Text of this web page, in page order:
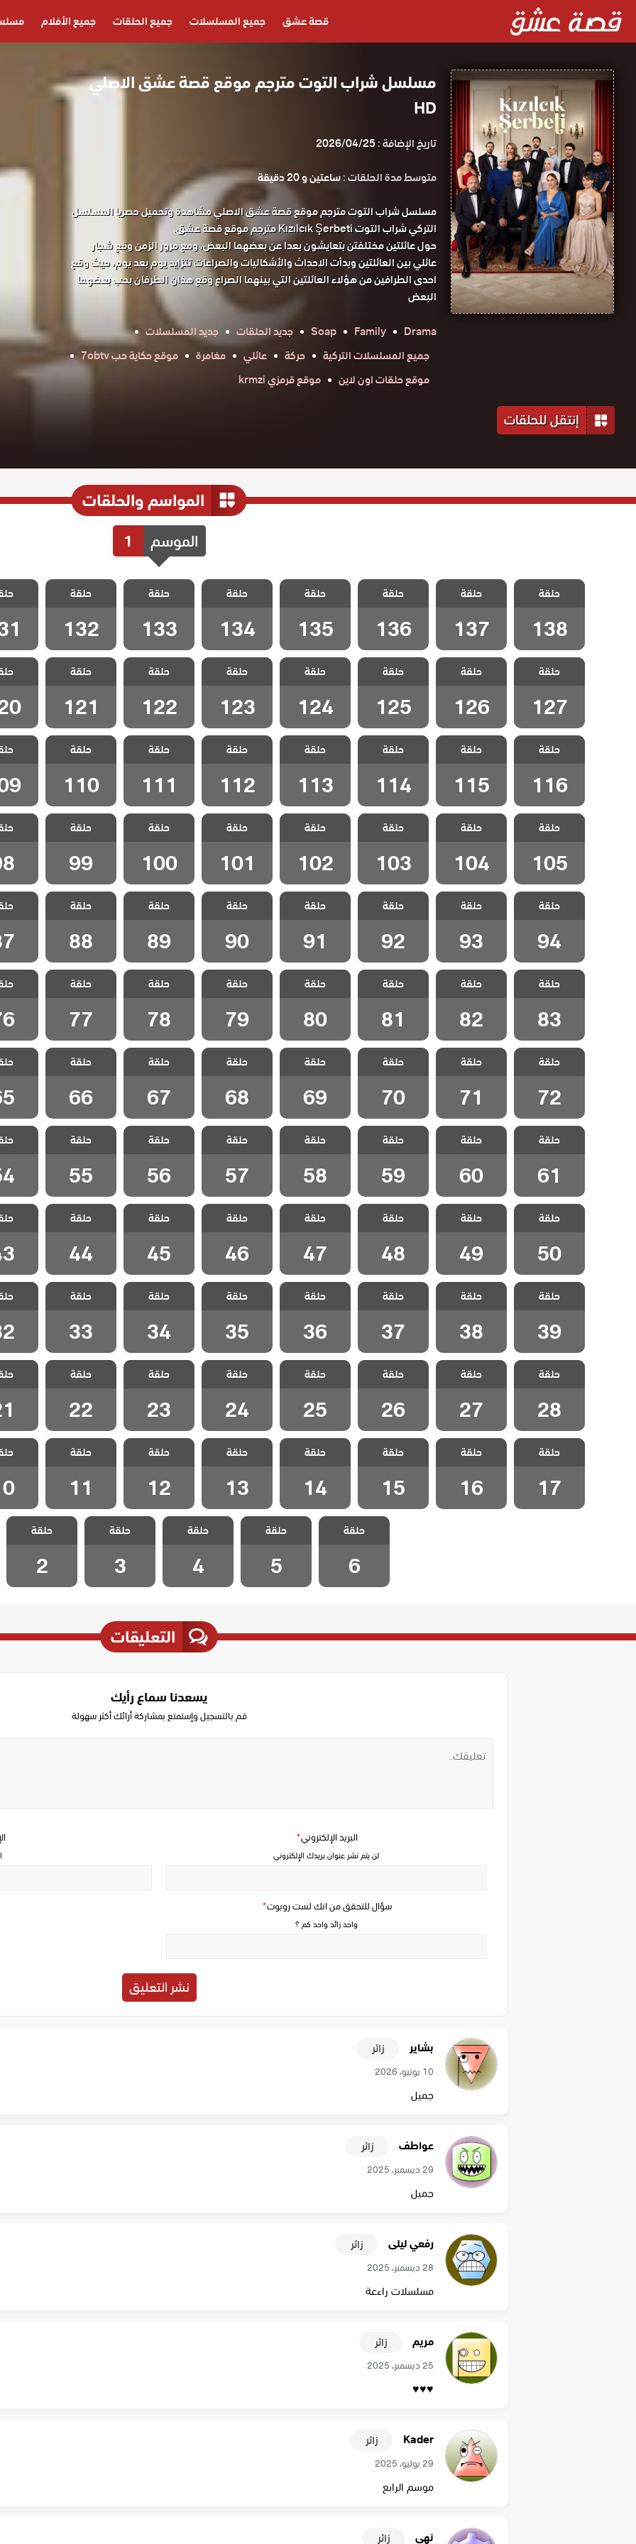
قصة عشق جميع المسلسلات جميع الحلقات جميع الأفلام
مسلسل شراب التوت مترجم موقع قصة عشق الاصلي
HD
تاريخ الإضافة :2026/04/25
متوسط مدة الحلقات :ساعتين و 20 دقيقة
مسلسل شراب التوت مترجم موقع قصة عشق الاصلي مشاهدة وتحميل حصريا المسلسل
التركي شراب التوت Kızılcık Şerbeti مترجم موقع قصة عشق.
حول عائلتين مختلفتن بتعايشون بعدا عن بعضهما البعض، ومع مرور الزمن وقع شجار
عائلي بين العائلتين وبدأت الاحداث والأشكاليات والصراعات تتزايد يوم بعد يوم، حيث وقع
احدى الطرافين من هؤلاء العائلتين التي بينهما الصراع وقع هذان الطرفان بحب بعضهما
البعض
Drama
Family
Soap جديد الحلقات
جديد المسلسلات
جميع المسلسلات التركية
حركة عائلي مغامرة
موقع حكاية حب 7obtv
موقع حلقات اون لاين
موقع قرمزي krmzi
إنتقل للحلقات
المواسم والحلقات
الموسم 1
مسلسل شراب
التوت الحلقة
138
حلقة
138
مسلسل شراب
التوت الحلقة
137
حلقة
137
مسلسل شراب
التوت الحلقة
136
حلقة
136
مسلسل شراب
التوت الحلقة
135
حلقة
135
مسلسل شراب
التوت الحلقة
134
حلقة
134
مسلسل شراب
التوت الحلقة
133
حلقة
133
مسلسل شراب
التوت الحلقة
132
حلقة
132
التوت
مسلسل شراب
التوت الحلقة
127
حلقة
127
مسلسل شراب
التوت الحلقة
126
حلقة
126
مسلسل شراب
التوت الحلقة
125
حلقة
125
مسلسل شراب
التوت الحلقة
124
حلقة
124
مسلسل شراب
التوت الحلقة
123
حلقة
123
مسلسل شراب
التوت الحلقة
122
حلقة
122
مسلسل شراب
التوت الحلقة
121
حلقة
121
التوت
مسلسل شراب
التوت الحلقة
116
حلقة
116
مسلسل شراب
التوت الحلقة
115
حلقة
115
مسلسل شراب
التوت الحلقة
114
حلقة
114
مسلسل شراب
التوت الحلقة
113
حلقة
113
مسلسل شراب
التوت الحلقة
112
حلقة
112
مسلسل شراب
التوت الحلقة
111
حلقة
111
مسلسل شراب
التوت الحلقة
110
حلقة
110
التوت
مسلسل شراب
التوت الحلقة
105
حلقة
105
مسلسل شراب
التوت الحلقة
104
حلقة
104
مسلسل شراب
التوت الحلقة
103
حلقة
103
مسلسل شراب
التوت الحلقة
102
حلقة
102
مسلسل شراب
التوت الحلقة
101
حلقة
101
مسلسل شراب
التوت الحلقة
100
حلقة
100
مسلسل شراب
التوت الحلقة 99
حلقة
99
التوت
مسلسل شراب
التوت الحلقة 94
حلقة
94
مسلسل شراب
التوت الحلقة 93
حلقة
93
مسلسل شراب
التوت الحلقة 92
حلقة
92
مسلسل شراب
التوت الحلقة 91
حلقة
91
مسلسل شراب
التوت الحلقة 90
حلقة
90
مسلسل شراب
التوت الحلقة 89
حلقة
89
مسلسل شراب
التوت الحلقة 88
حلقة
88
التوت
مسلسل شراب
التوت الحلقة 83
حلقة
83
مسلسل شراب
التوت الحلقة 82
حلقة
82
مسلسل شراب
التوت الحلقة 81
حلقة
81
مسلسل شراب
التوت الحلقة 80
حلقة
80
مسلسل شراب
التوت الحلقة 79
حلقة
79
مسلسل شراب
التوت الحلقة 78
حلقة
78
مسلسل شراب
التوت الحلقة 77
حلقة
77
التوت
مسلسل شراب
التوت الحلقة 72
حلقة
72
مسلسل شراب
التوت الحلقة 71
حلقة
71
مسلسل شراب
التوت الحلقة 70
حلقة
70
مسلسل شراب
التوت الحلقة 69
حلقة
69
مسلسل شراب
التوت الحلقة 68
حلقة
68
مسلسل شراب
التوت الحلقة 67
حلقة
67
مسلسل شراب
التوت الحلقة 66
حلقة
66
التوت
مسلسل شراب
التوت الحلقة 61
حلقة
61
مسلسل شراب
التوت الحلقة 60
حلقة
60
مسلسل شراب
التوت الحلقة 59
حلقة
59
مسلسل شراب
التوت الحلقة 58
حلقة
58
مسلسل شراب
التوت الحلقة 57
حلقة
57
مسلسل شراب
التوت الحلقة 56
حلقة
56
مسلسل شراب
التوت الحلقة 55
حلقة
55
التوت
مسلسل شراب
التوت الحلقة 50
حلقة
50
مسلسل شراب
التوت الحلقة 49
حلقة
49
مسلسل شراب
التوت الحلقة 48
حلقة
48
مسلسل شراب
التوت الحلقة 47
حلقة
47
مسلسل شراب
التوت الحلقة 46
حلقة
46
مسلسل شراب
التوت الحلقة 45
حلقة
45
مسلسل شراب
التوت الحلقة 44
حلقة
44
التوت
مسلسل شراب
التوت الحلقة 39
حلقة
39
مسلسل شراب
التوت الحلقة 38
حلقة
38
مسلسل شراب
التوت الحلقة 37
حلقة
37
مسلسل شراب
التوت الحلقة 36
حلقة
36
مسلسل شراب
التوت الحلقة 35
حلقة
35
مسلسل شراب
التوت الحلقة 34
حلقة
34
مسلسل شراب
التوت الحلقة 33
حلقة
33
التوت
مسلسل شراب
التوت الحلقة 28
حلقة
28
مسلسل شراب
التوت الحلقة 27
حلقة
27
مسلسل شراب
التوت الحلقة 26
حلقة
26
مسلسل شراب
التوت الحلقة 25
حلقة
25
مسلسل شراب
التوت الحلقة 24
حلقة
24
مسلسل شراب
التوت الحلقة 23
حلقة
23
مسلسل شراب
التوت الحلقة 22
حلقة
22
التوت
مسلسل شراب
التوت الحلقة 17
حلقة
17
مسلسل شراب
التوت الحلقة 16
حلقة
16
مسلسل شراب
التوت الحلقة 15
حلقة
15
مسلسل شراب
التوت الحلقة 14
حلقة
14
مسلسل شراب
التوت الحلقة 13
حلقة
13
مسلسل شراب
التوت الحلقة 12
حلقة
12
مسلسل شراب
التوت الحلقة 11
حلقة
11
التوت
مسلسل شراب
التوت الحلقة 6
حلقة
6
مسلسل شراب
التوت الحلقة 5
حلقة
5
مسلسل شراب
التوت الحلقة 4
حلقة
4
مسلسل شراب
التوت الحلقة 3
حلقة
3
مسلسل شراب
التوت الحلقة 2
حلقة
2
التعليقات
يسعدنا سماع رأيك
قم بالتسجيل وإستمتع بمشاركة أرائك أكثر سهولة
سؤال للتحقق من انك لست روبوت*
واحد زائد واحد كم ؟
البريد الإلكتروني*
لن يتم نشر عنوان بريدك الإلكتروني
بشاير زائر
10 يونيو، 2026
جميل
عواطف زائر
29 ديسمبر، 2025
جميل
رفعي ليلى زائر
28 ديسمبر، 2025
مسلسلات راءعة
مريم زائر
25 ديسمبر، 2025
♥️♥️♥️
Kader زائر
29 يوليو، 2025
موسم الرابع
نهى زائر